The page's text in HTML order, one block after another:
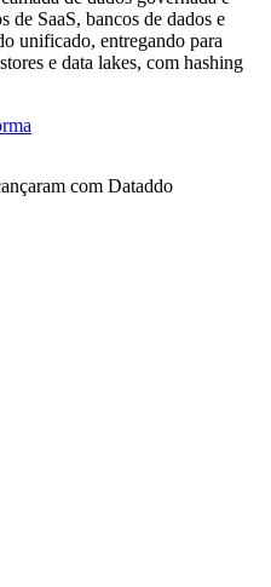
de SaaS, bancos de dados e
unificado, entregando para
e data lakes, com hashing
com Dataddo